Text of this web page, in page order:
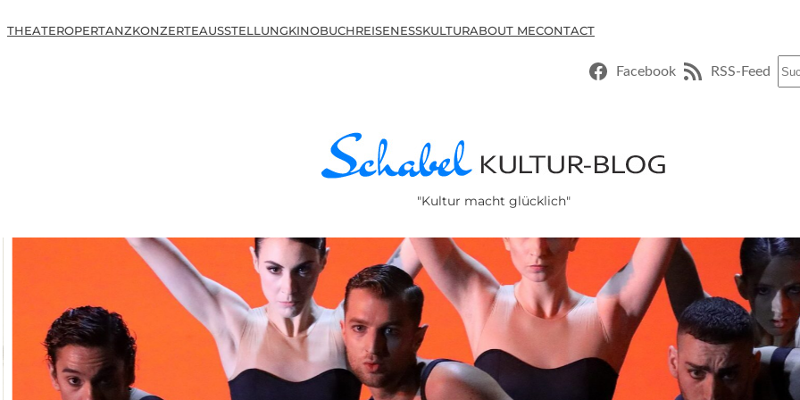
THEATEROPERTANZKONZERTEAUSSTELLUNGKINOBUCHREISENESSKULTURABOUT MECONTACT
Facebook RSS-Feed
"Kultur macht glücklich"